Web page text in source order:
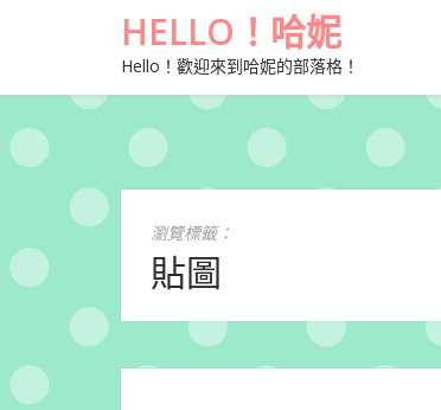
HELLO！哈妮
Hello！歡迎來到哈妮的部落格！
瀏覽標籤：
貼圖